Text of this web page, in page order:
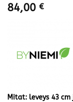
84,00 €
Mitat: leveys 43 cm